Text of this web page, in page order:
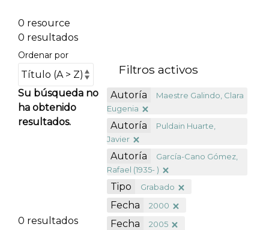
0 resource
0 resultados
Ordenar por
Su búsqueda no
ha obtenido
resultados.
0 resultados
Filtros activos
Autoría
Maestre Galindo, Clara
Eugenia
Autoría
Puldain Huarte,
Javier
Autoría
García-Cano Gómez,
Rafael (1935- )
Tipo Grabado
Fecha 2000
Fecha 2005